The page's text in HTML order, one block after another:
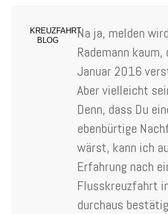
KREUZFAHRT
BLOG
Na ja, melden
Rademann kaum,
Januar 2016
Aber vielleicht
Denn, dass Du
ebenbürtige
wärst, kann ich
Erfahrung nach
Flusskreuzfahrt
durchaus